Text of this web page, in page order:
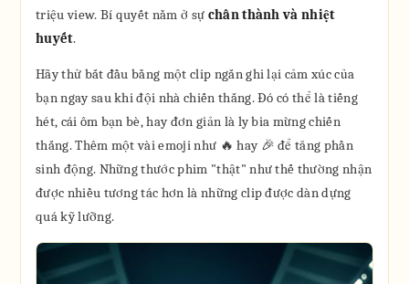
triệu view. Bí quyết nằm ở sự chân thành và nhiệt
huyết.
Hãy thử bắt đầu bằng một clip ngắn ghi lại cảm xúc của
bạn ngay sau khi đội nhà chiến thắng. Đó có thể là tiếng
hét, cái ôm bạn bè, hay đơn giản là ly bia mừng chiến
thắng. Thêm một vài emoji như 🔥 hay 🎉 để tăng phần
sinh động. Những thước phim "thật" như thế thường nhận
được nhiều tương tác hơn là những clip được dàn dựng
quá kỹ lưỡng.